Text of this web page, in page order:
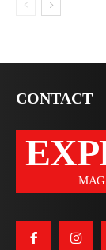
CONTACT